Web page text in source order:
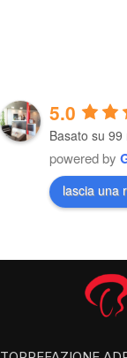
5.0
Basato su
powered by
lascia una